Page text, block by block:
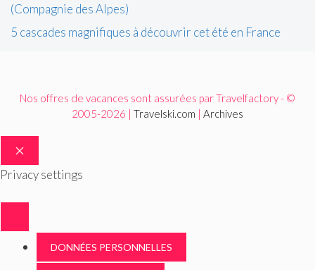
(Compagnie des Alpes)
5 cascades magnifiques à découvrir cet été en France
Nos offres de vacances sont assurées par Travelfactory - ©
2005-2026 | Travelski.com Archives
FERMER
Privacy settings
DONNÉES PERSONNELLES